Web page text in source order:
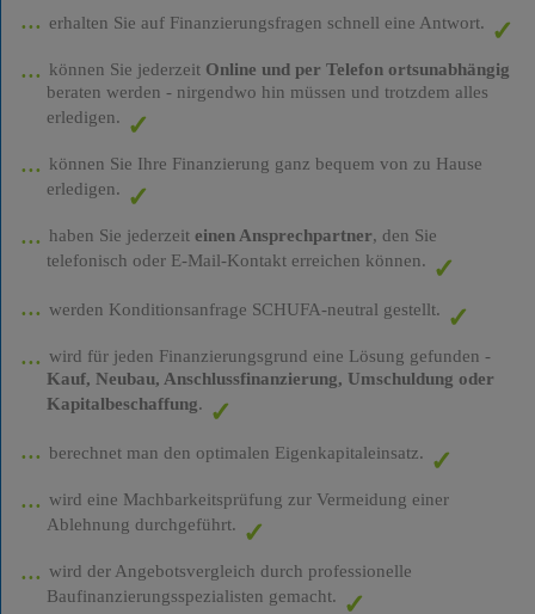
erhalten Sie auf Finanzierungsfragen schnell eine Antwort.
können Sie jederzeit Online und per Telefon ortsunabhängig
beraten werden - nirgendwo hin müssen und trotzdem alles
erledigen.
können Sie Ihre Finanzierung ganz bequem von zu Hause
erledigen.
haben Sie jederzeit einen Ansprechpartner, den Sie
telefonisch oder E-Mail-Kontakt erreichen können.
werden Konditionsanfrage SCHUFA-neutral gestellt.
wird für jeden Finanzierungsgrund eine Lösung gefunden -
Kauf, Neubau, Anschlussfinanzierung, Umschuldung oder
Kapitalbeschaffung.
berechnet man den optimalen Eigenkapitaleinsatz.
wird eine Machbarkeitsprüfung zur Vermeidung einer
Ablehnung durchgeführt.
wird der Angebotsvergleich durch professionelle
Baufinanzierungsspezialisten gemacht.